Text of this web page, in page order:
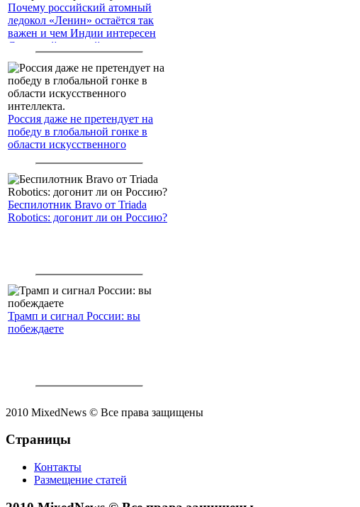
Почему российский атомный
ледокол «Ленин» остаётся так
важен и чем Индии интересен
Северный морской путь
Россия даже не претендует на
победу в глобальной гонке в
области искусственного
Беспилотник Bravo от Triada
Robotics: догонит ли он Россию?
Трамп и сигнал России: вы
побеждаете
2010 MixedNews © Все права защищены
Страницы
Контакты
Размещение статей